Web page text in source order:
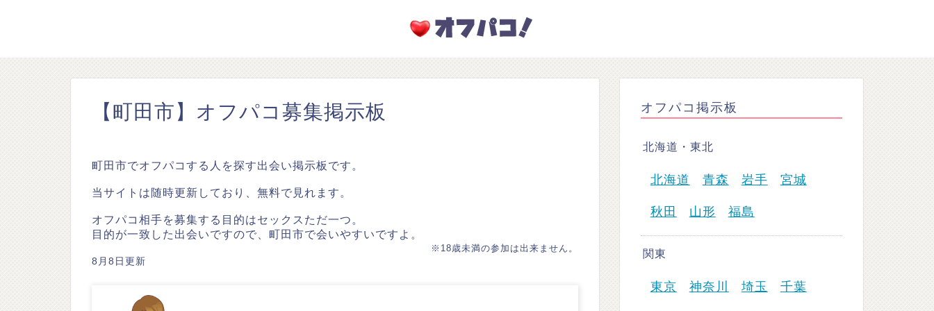
【町田市】オフパコ募集掲示板
町田市でオフパコする人を探す出会い掲示板です。
当サイトは随時更新しており、無料で見れます。
オフパコ相手を募集する目的はセックスただ一つ。
目的が一致した出会いですので、町田市で会いやすいですよ。
※18歳未満の参加は出来ません。
8月8日更新
オフパコ掲示板
北海道・東北
北海道 青森 岩手 宮城
秋田 山形 福島
関東
東京 神奈川 埼玉 千葉